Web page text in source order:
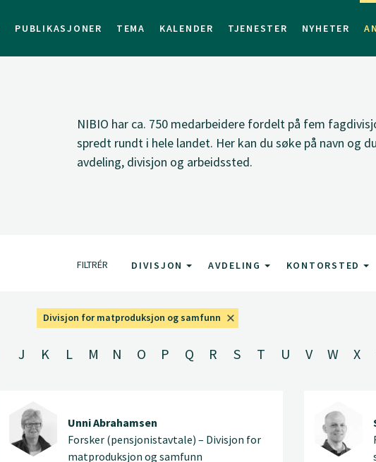
PUBLIKASJONER TEMA KALENDER TJENESTER NYHETER
NIBIO har ca. 750 medarbeidere fordelt på fem
spredt rundt i hele landet. Her kan du søke på navn og
avdeling, divisjon og arbeidssted.
FILTRÉR DIVISJON AVDELING KONTORSTED
Divisjon for matproduksjon og samfunn
J K L M N O P Q R S T U V W X
Unni Abrahamsen
Forsker (pensjonistavtale) – Divisjon for
matproduksjon og samfunn